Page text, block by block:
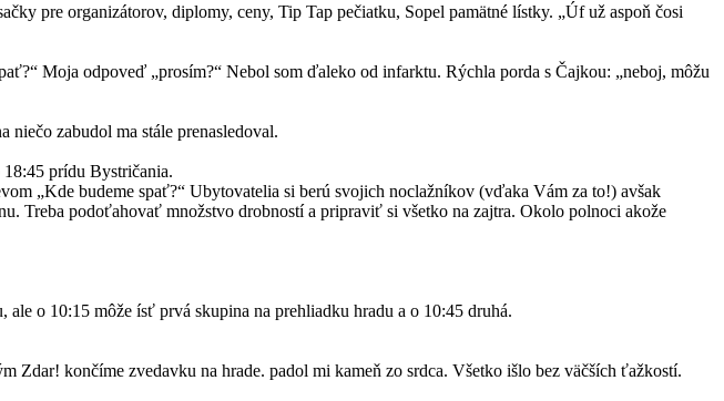
pre organizátorov, diplomy, ceny, Tip Tap pečiatku, Sopel pamätné lístky. „Úf už aspoň čosi
Moja odpoveď „prosím?“ Nebol som ďaleko od infarktu. Rýchla porda s Čajkou: „neboj, môžu
zabudol ma stále prenasledoval.
prídu Bystričania.
„Kde budeme spať?“ Ubytovatelia si berú svojich noclažníkov (vďaka Vám za to!) avšak
Treba podoťahovať množstvo drobností a pripraviť si všetko na zajtra. Okolo polnoci akože
o 10:15 môže ísť prvá skupina na prehliadku hradu a o 10:45 druhá.
končíme zvedavku na hrade. padol mi kameň zo srdca. Všetko išlo bez väčších ťažkostí.